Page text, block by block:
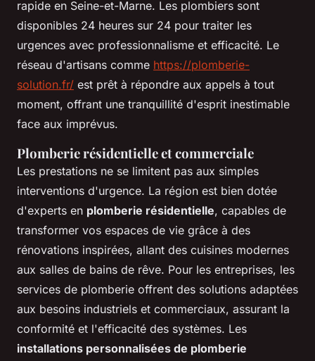
rapide en Seine-et-Marne. Les plombiers sont
disponibles 24 heures sur 24 pour traiter les
urgences avec professionnalisme et efficacité. Le
réseau d'artisans comme https://plomberie-
solution.fr/ est prêt à répondre aux appels à tout
moment, offrant une tranquillité d'esprit inestimable
face aux imprévus.
Plomberie résidentielle et commerciale
Les prestations ne se limitent pas aux simples
interventions d'urgence. La région est bien dotée
d'experts en plomberie résidentielle, capables de
transformer vos espaces de vie grâce à des
rénovations inspirées, allant des cuisines modernes
aux salles de bains de rêve. Pour les entreprises, les
services de plomberie offrent des solutions adaptées
aux besoins industriels et commerciaux, assurant la
conformité et l'efficacité des systèmes. Les
installations personnalisées de plomberie